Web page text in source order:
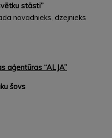
stāsti”
dzejnieks
aģentūras “ALJA”
šovs